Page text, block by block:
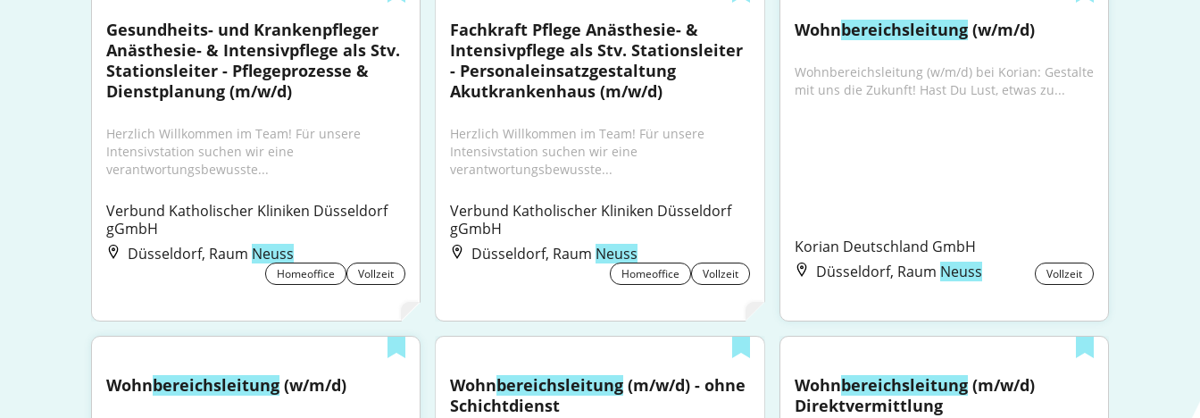
Gesundheits- und Krankenpfleger
Anästhesie- & Intensivpflege als Stv.
Stationsleiter - Pflegeprozesse &
Dienstplanung (m/w/d)
Herzlich Willkommen im Team! Für unsere
Intensivstation suchen wir eine
verantwortungsbewusste...
Verbund Katholischer Kliniken Düsseldorf
gGmbH
Düsseldorf, Raum Neuss
Homeoffice Vollzeit
Fachkraft Pflege Anästhesie- &
Intensivpflege als Stv. Stationsleiter
- Personaleinsatzgestaltung
Akutkrankenhaus (m/w/d)
Herzlich Willkommen im Team! Für unsere
Intensivstation suchen wir eine
verantwortungsbewusste...
Verbund Katholischer Kliniken Düsseldorf
gGmbH
Düsseldorf, Raum Neuss
Homeoffice Vollzeit
Wohnbereichsleitung (w/m/d)
Wohnbereichsleitung (w/m/d) bei Korian: Gestalte
mit uns die Zukunft! Hast Du Lust, etwas zu...
Korian Deutschland GmbH
Düsseldorf, Raum Neuss Vollzeit
Wohnbereichsleitung (w/m/d) Wohnbereichsleitung (m/w/d) - ohne
Schichtdienst
Wohnbereichsleitung (m/w/d)
Direktvermittlung